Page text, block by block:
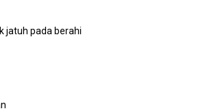
jatuh pada berahi